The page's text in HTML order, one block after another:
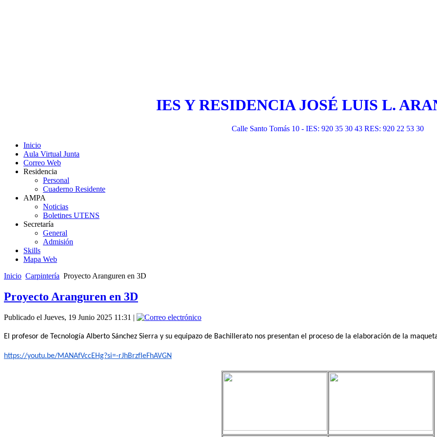
IES Y RESIDENCIA JOSÉ LUIS L.
Calle Santo Tomás 10 - IES: 920 35 30 43 RES: 920 22 53 30
Inicio
Aula Virtual Junta
Correo Web
Residencia
Personal
Cuaderno Residente
AMPA
Noticias
Boletines UTENS
Secretaría
General
Admisión
Skills
Mapa Web
Inicio Carpintería Proyecto Aranguren en 3D
Proyecto Aranguren en 3D
Publicado el Jueves, 19 Junio 2025 11:31 |
El profesor de Tecnología Alberto Sánchez Sierra y su equipazo de Bachillerato nos presentan el proceso de la elaboración de la
https://youtu.be/MANAfVccEHg?si=-rJhBrzfIeFhAVGN